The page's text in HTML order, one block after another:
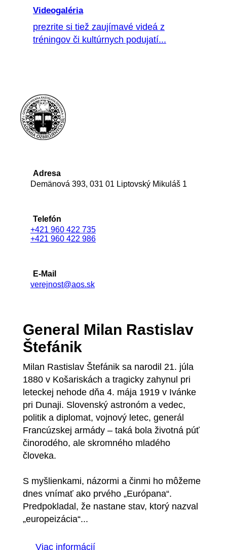
Videogaléria
prezrite si tiež zaujímavé videá z
tréningov či kultúrnych podujatí...
Adresa
Demänová 393, 031 01 Liptovský Mikuláš 1
Telefón
+421 960 422 735
+421 960 422 986
E-Mail
verejnost@aos.sk
General Milan Rastislav
Štefánik
Milan Rastislav Štefánik sa narodil 21. júla
1880 v Košariskách a tragicky zahynul pri
leteckej nehode dňa 4. mája 1919 v Ivánke
pri Dunaji. Slovenský astronóm a vedec,
politik a diplomat, vojnový letec, generál
Francúzskej armády – taká bola životná púť
činorodého, ale skromného mladého
človeka.
S myšlienkami, názormi a činmi ho môžeme
dnes vnímať ako prvého „Európana“.
Predpokladal, že nastane stav, ktorý nazval
„europeizácia“...
Viac informácií